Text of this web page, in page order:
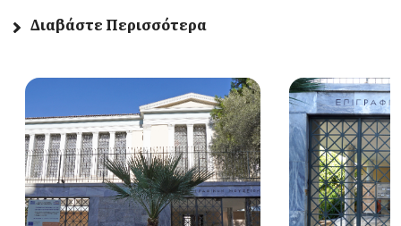
Διαβάστε Περισσότερα